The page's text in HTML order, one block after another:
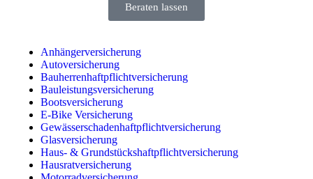
Beraten lassen
Anhängerversicherung
Autoversicherung
Bauherrenhaftpflichtversicherung
Bauleistungsversicherung
Bootsversicherung
E-Bike Versicherung
Gewässerschadenhaftpflichtversicherung
Glasversicherung
Haus- & Grundstückshaftpflichtversicherung
Hausratversicherung